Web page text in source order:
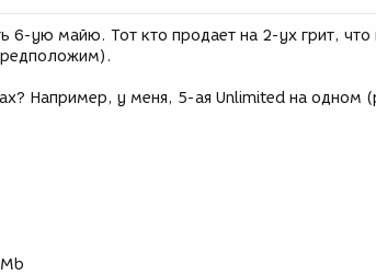
6-ую майю. Тот кто продает на 2-ух грит, что
Например, у меня, 5-ая Unlimited на одном